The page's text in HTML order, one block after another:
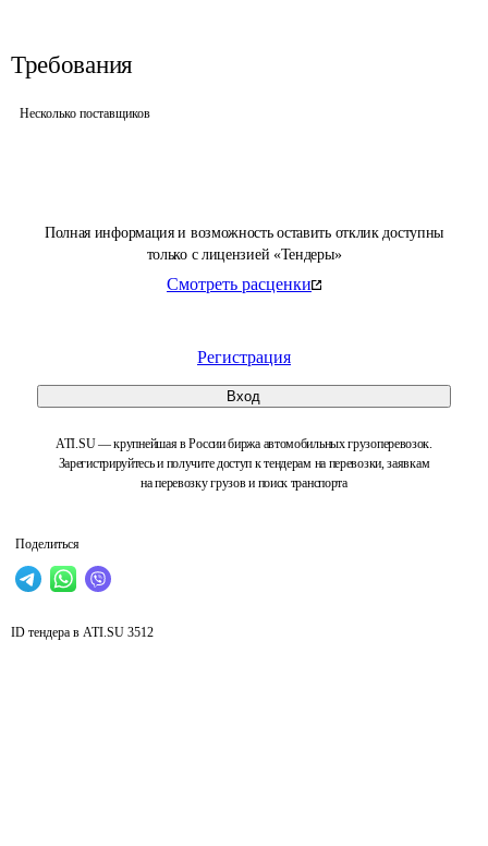
Полная информация и возможность оставить отклик доступны
только с лицензией «Тендеры»
Смотреть расценки
Регистрация
Вход
ATI.SU — крупнейшая в России биржа автомобильных грузоперевозок.
Зарегистрируйтесь и получите доступ к тендерам на перевозки, заявкам
на перевозку грузов и поиск транспорта
Поделиться
Требования
Несколько поставщиков
ID тендера в ATI.SU 3512